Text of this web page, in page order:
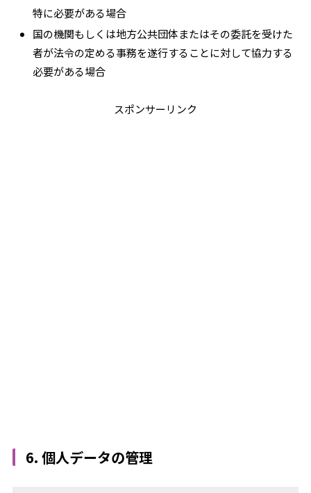
特に必要がある場合
国の機関もしくは地方公共団体またはその委託を受けた
者が法令の定める事務を遂行することに対して協力する
必要がある場合
スポンサーリンク
6. 個人データの管理